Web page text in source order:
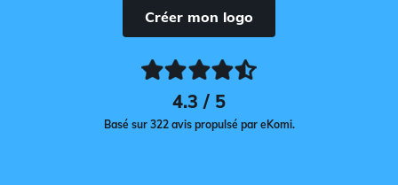
Créer mon logo
4.3 / 5
Basé sur 322 avis propulsé par eKomi.